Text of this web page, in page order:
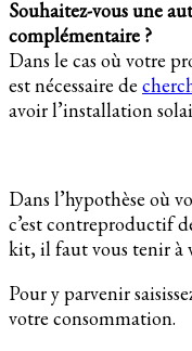
Souhaitez-vous une
complémentaire ?
Dans le cas où votre
est nécessaire de
avoir l’installation
Dans l’hypothèse où
c’est contreproductif
kit, il faut vous tenir à
Pour y parvenir
votre consommation.